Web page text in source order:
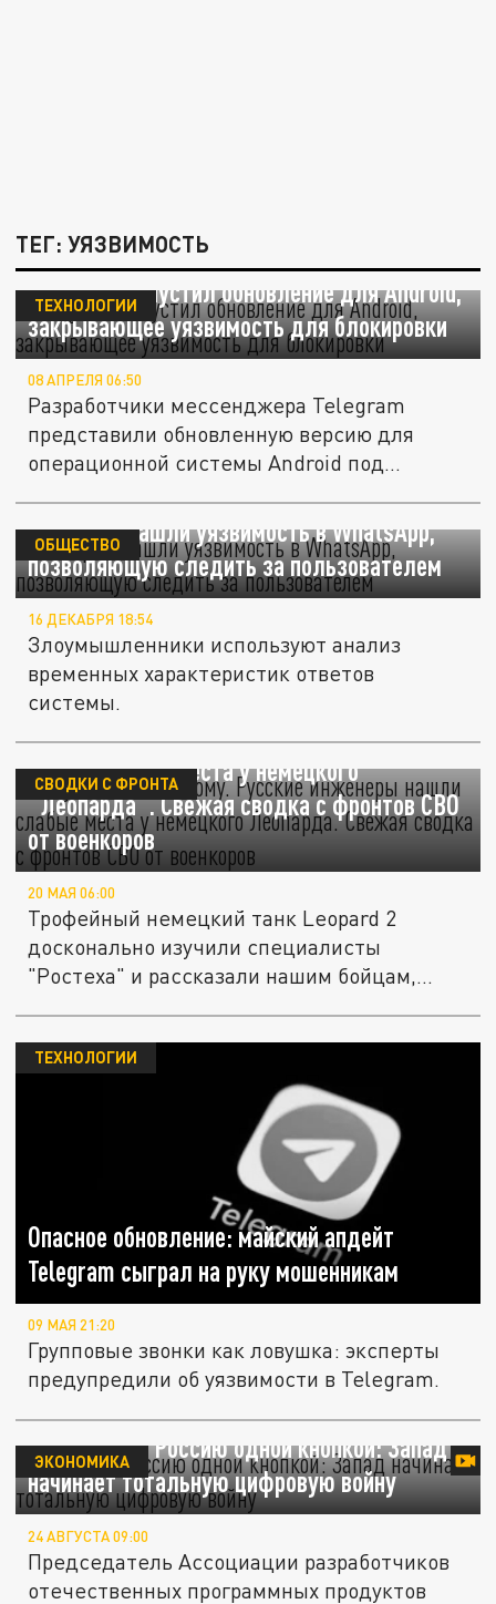
ТЕГ: УЯЗВИМОСТЬ
Telegram выпустил обновление для Android,
закрывающее уязвимость для блокировки
ТЕХНОЛОГИИ
08 АПРЕЛЯ 06:50
Разработчики мессенджера Telegram
представили обновленную версию для
операционной системы Android под
Эксперты нашли уязвимость в WhatsApp,
позволяющую следить за пользователем
ОБЩЕСТВО
16 ДЕКАБРЯ 18:54
Злоумышленники используют анализ
временных характеристик ответов
системы.
Будут жечь по-новому. Русские инженеры
нашли слабые места у немецкого
"Леопарда". Свежая сводка с фронтов СВО
от военкоров
СВОДКИ С ФРОНТА
20 МАЯ 06:00
Трофейный немецкий танк Leopard 2
досконально изучили специалисты
"Ростеха" и рассказали нашим бойцам,
Опасное обновление: майский апдейт
Telegram сыграл на руку мошенникам
ТЕХНОЛОГИИ
09 МАЯ 21:20
Групповые звонки как ловушка: эксперты
предупредили об уязвимости в Telegram.
"Отменить" Россию одной кнопкой: Запад
начинает тотальную цифровую войну
ЭКОНОМИКА
24 АВГУСТА 09:00
Председатель Ассоциации разработчиков
отечественных программных продуктов